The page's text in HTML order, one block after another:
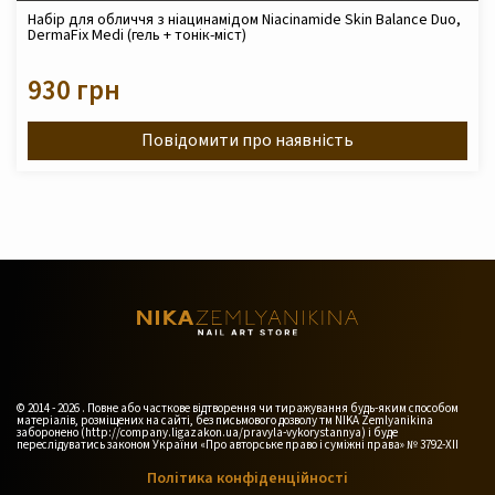
Набір для обличчя з ніацинамідом Niacinamide Skin Balance Duo,
DermaFix Medi (гель + тонік-міст)
930 грн
Повідомити про наявність
© 2014 - 2026 . Повне або часткове відтворення чи тиражування будь-яким способом
матеріалів, розміщених на сайті, без письмового дозволу тм NIKA Zemlyanikina
заборонено (http://company.ligazakon.ua/pravyla-vykorystannya) і буде
переслідуватись законом України «Про авторське право і суміжні права» № 3792-XII
Політика конфіденційності